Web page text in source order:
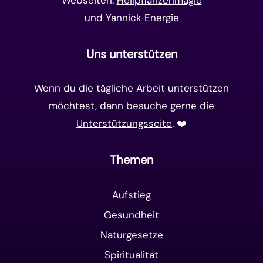
und Yannick Energie
Uns unterstützen
Wenn du die tägliche Arbeit unterstützen
möchtest, dann besuche gerne die
Unterstützungsseite. ❤️️
Themen
Aufstieg
Gesundheit
Naturgesetze
Spiritualität